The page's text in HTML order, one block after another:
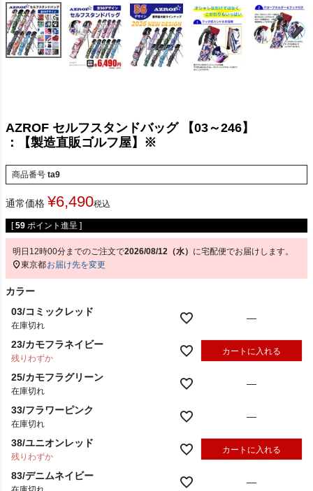
AZROF セルフスタンドバッグ 【03～246】
：【製造直販ゴルフ屋】※
商品番号 ta9
通常価格 ¥6,490税込
[ 59 ポイント進呈 ]
明日 12時00分までのご注文で2026/08/12（水） に宅配便 でお届けします。
東京都お届け先を変更
カラー
03/コミックレッド
在庫切れ
—
23/カモフラネイビー
残りわずか
カートに入れる
25/カモフラグリーン
在庫切れ
—
33/フラワーピンク
在庫切れ
—
38/ユニオンレッド
残りわずか
カートに入れる
83/デニムネイビー
—